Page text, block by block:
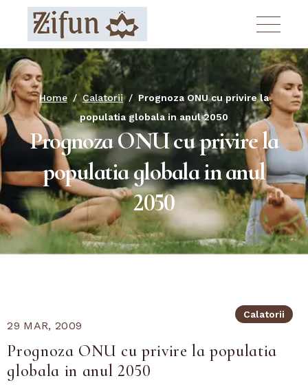
content
Home Calatorii
Prognoza ONU cu privire la
populatia globala in anul 2050
Prognoza ONU cu privire la
populatia globala in anul
2050
Calatorii
29 MAR, 2009
Prognoza ONU cu privire la populatia
globala in anul 2050